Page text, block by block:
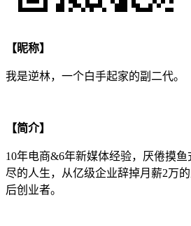
【昵称】
我是逆林，一个白手起家的副二代。
【简介】
10年电商&6年新媒体经验，厌倦摸
尽的人生，从亿级企业辞掉月薪2万
后创业者。